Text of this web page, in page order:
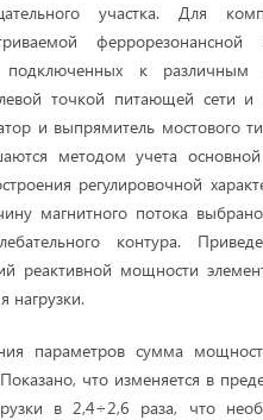
участка. Для
подключенных к
точкой питающей сети
и выпрямитель мостового
методом учета
регулировочной
магнитного потока
контура.
реактивной мощности
нагрузки.
параметров сумма
что изменяется в
в 2,4÷2,6 раза, что